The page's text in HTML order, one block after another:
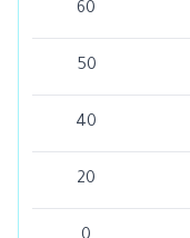
60
50
40
20